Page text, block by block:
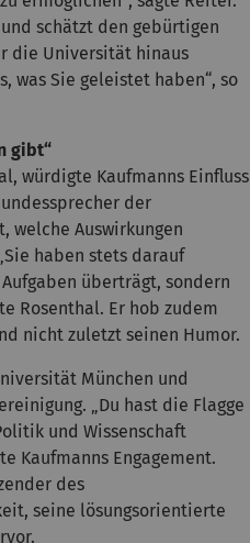
schätzt den gebürtigen
die Universität hinaus
was Sie geleistet haben“, so
gibt“
würdigte Kaufmanns Einfluss
der
Auswirkungen
haben stets darauf
überträgt, sondern
Rosenthal. Er hob zudem
nicht zuletzt seinen Humor.
München und
„Du hast die Flagge
und Wissenschaft
Kaufmanns Engagement.
des
seine lösungsorientierte